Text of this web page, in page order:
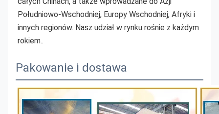
Południowo-Wschodniej, Europy Wschodniej, Afryki i
innych regionów. Nasz udział w rynku rośnie z każdym
rokiem..
Pakowanie i dostawa